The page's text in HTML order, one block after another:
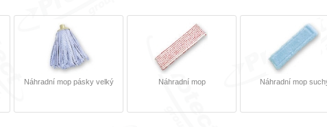
Náhradní mop pásky velký Náhradní mop Náhradní mop